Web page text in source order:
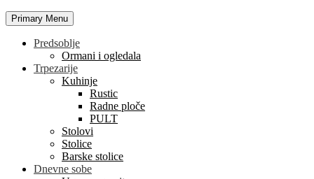
Primary Menu
Predsoblje
Ormani i ogledala
Trpezarije
Kuhinje
Rustic
Radne ploče
PULT
Stolovi
Stolice
Barske stolice
Dnevne sobe